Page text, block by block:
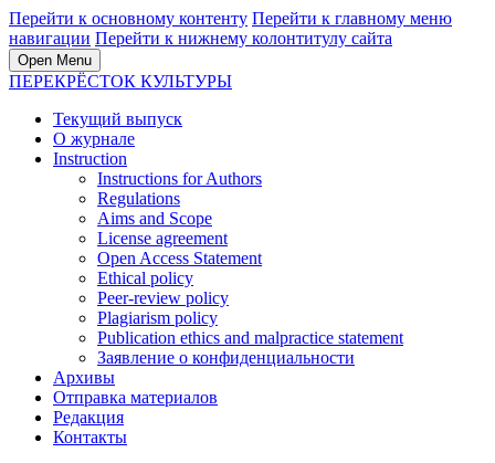
Перейти к основному контенту Перейти к главному меню
навигации Перейти к нижнему колонтитулу сайта
Open Menu
ПЕРЕКРЁСТОК КУЛЬТУРЫ
Текущий выпуск
О журнале
Instruction
Instructions for Authors
Regulations
Aims and Scope
License agreement
Open Access Statement
Ethical policy
Peer-review policy
Plagiarism policy
Publication ethics and malpractice statement
Заявление о конфиденциальности
Архивы
Отправка материалов
Редакция
Контакты